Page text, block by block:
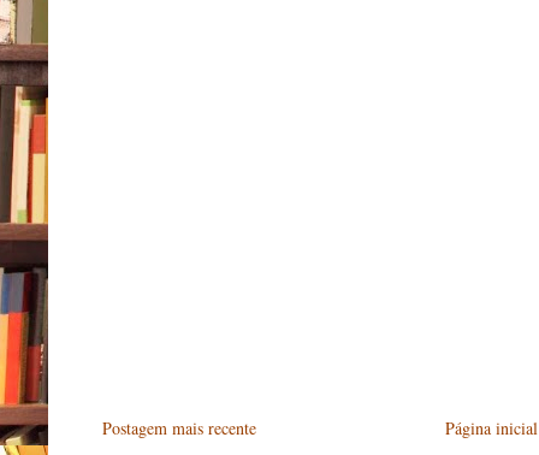
Postagem mais recente Página inicial